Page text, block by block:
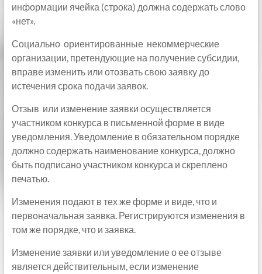
информации ячейка (строка) должна содержать слово
«нет».
Социально ориентированные некоммерческие
организации, претендующие на получение субсидии,
вправе изменить или отозвать свою заявку до
истечения срока подачи заявок.
Отзыв или изменение заявки осуществляется
участником конкурса в письменной форме в виде
уведомления. Уведомление в обязательном порядке
должно содержать наименование конкурса, должно
быть подписано участником конкурса и скреплено
печатью.
Изменения подают в тех же форме и виде, что и
первоначальная заявка. Регистрируются изменения в
том же порядке, что и заявка.
Изменение заявки или уведомление о ее отзыве
является действительным, если изменение